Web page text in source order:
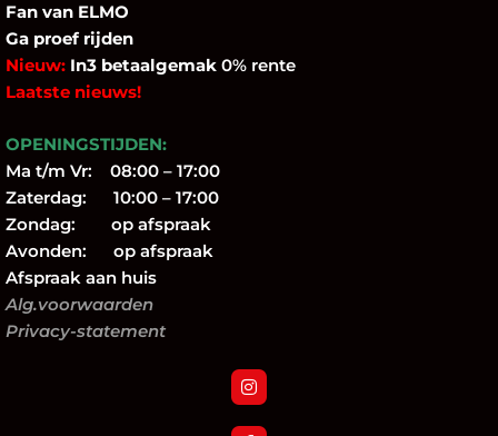
Fan van ELMO
Ga proef rijden
Nieuw: In3 betaalgemak 0% rente
Laatste nieuws!
OPENINGSTIJDEN:
Ma t/m Vr: 08:00 – 17:00
Zaterdag: 10:00 – 17:00
Zondag: op afspraak
Avonden: op afspraak
Afspraak aan huis
Alg.voorwaarden
Privacy-statement